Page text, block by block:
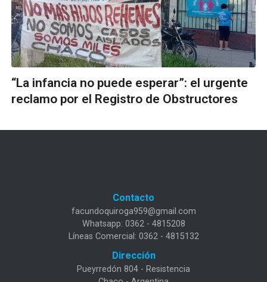
“La infancia no puede esperar”: el urgente
reclamo por el Registro de Obstructores
Contacto
facundoquiroga959@gmail.com
Whatsapp: 0362 - 4815208
Líneas Comercial: 0362 - 4815132
Dirección
Pueyrredón 804 - Resistencia